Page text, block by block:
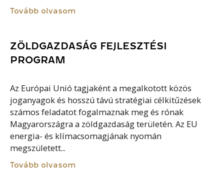
Tovább olvasom
ZÖLDGAZDASÁG FEJLESZTÉSI
PROGRAM
Az Európai Unió tagjaként a megalkotott közös
joganyagok és hosszú távú stratégiai célkitűzések
számos feladatot fogalmaznak meg és rónak
Magyarországra a zöldgazdaság területén. Az EU
energia- és klímacsomagjának nyomán
megszületett...
Tovább olvasom